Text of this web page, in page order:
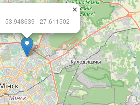
53.948639 27.611502
×